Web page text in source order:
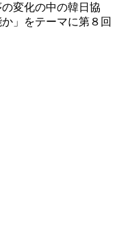
変化の中の韓日協
」をテーマに第８回